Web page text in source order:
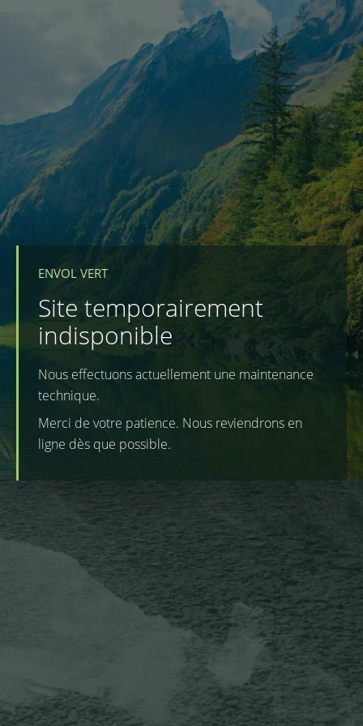
ENVOL VERT
Site temporairement
indisponible
Nous effectuons actuellement une maintenance
technique.
Merci de votre patience. Nous reviendrons en
ligne dès que possible.